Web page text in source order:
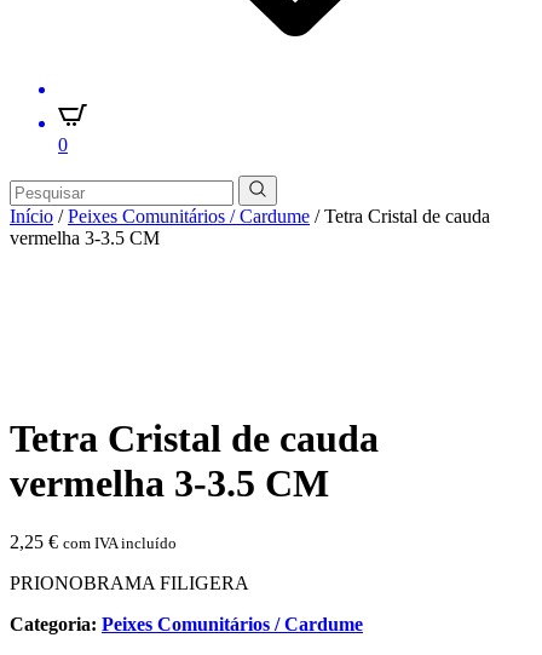
0
Início /Peixes Comunitários / Cardume / Tetra Cristal de cauda
vermelha 3-3.5 CM
Tetra Cristal de cauda
vermelha 3-3.5 CM
2,25 € com IVA incluído
PRIONOBRAMA FILIGERA
Categoria: Peixes Comunitários / Cardume